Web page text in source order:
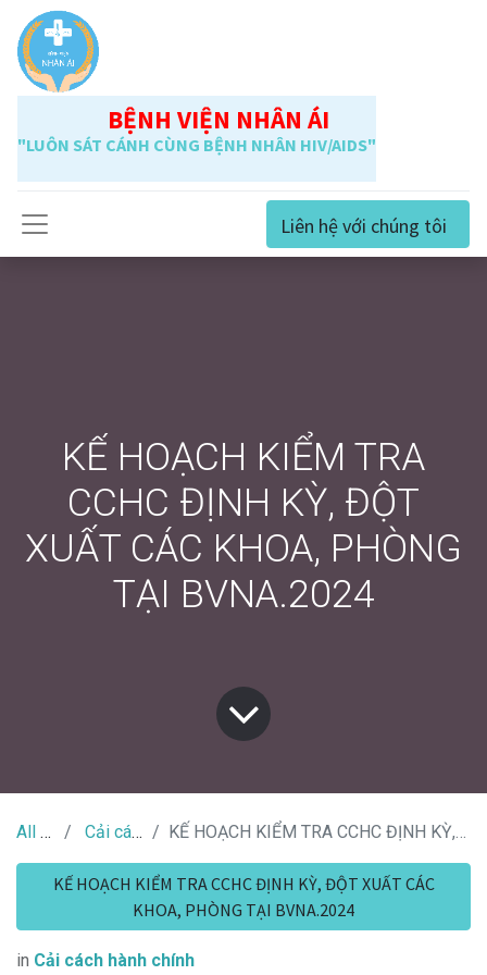
BỆNH VIỆN NHÂN ÁI
"LUÔN SÁT CÁNH CÙNG BỆNH NHÂN HIV/AIDS"
Liên hệ với chúng tôi
KẾ HOẠCH KIỂM TRA
CCHC ĐỊNH KỲ, ĐỘT
XUẤT CÁC KHOA, PHÒNG
TẠI BVNA.2024
All Tin Tức Cải cách hành chính KẾ HOẠCH KIỂM TRA CCHC ĐỊNH KỲ, ĐỘT XUẤT CÁC KHOA, PHÒNG TẠI BVNA.2024
KẾ HOẠCH KIỂM TRA CCHC ĐỊNH KỲ, ĐỘT XUẤT CÁC
KHOA, PHÒNG TẠI BVNA.2024
in Cải cách hành chính